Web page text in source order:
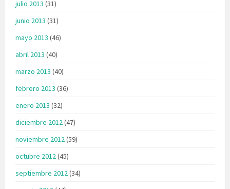
julio 2013 (31)
junio 2013 (31)
mayo 2013 (46)
abril 2013 (40)
marzo 2013 (40)
febrero 2013 (36)
enero 2013 (32)
diciembre 2012(47)
noviembre 2012(59)
octubre 2012(45)
septiembre 2012(34)